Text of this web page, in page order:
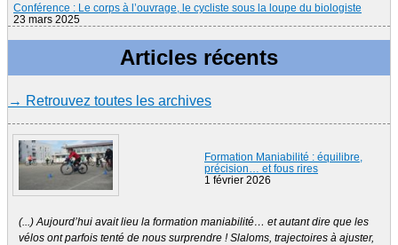
Conférence : Le corps à l’ouvrage, le cycliste sous la loupe du biologiste
23 mars 2025
Articles récents
→ Retrouvez toutes les archives
Formation Maniabilité : équilibre,
précision… et fous rires
1 février 2026
(...) Aujourd’hui avait lieu la formation maniabilité… et autant dire que les
vélos ont parfois tenté de nous surprendre ! Slaloms, trajectoires à ajuster,